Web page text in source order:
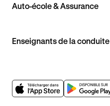
Auto-école & Assurance
Enseignants de la conduite